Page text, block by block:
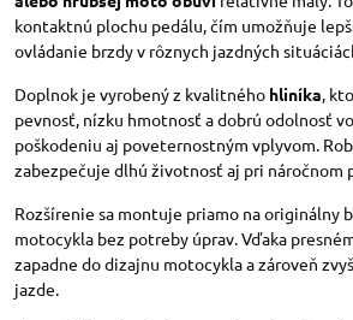
kontaktnú plochu pedálu, čím umožňuje
ovládanie brzdy v rôznych jazdných
Doplnok je vyrobený z kvalitného hliníka,
pevnosť, nízku hmotnosť a dobrú odolnosť
poškodeniu aj poveternostným vplyvom.
zabezpečuje dlhú životnosť aj pri náročnom
Rozšírenie sa montuje priamo na originálny
motocykla bez potreby úprav. Vďaka
zapadne do dizajnu motocykla a zároveň
jazde.